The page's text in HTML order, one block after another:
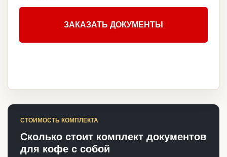
ЗАКАЗАТЬ ДОКУМЕНТЫ
СТОИМОСТЬ КОМПЛЕКТА
Сколько стоит комплект документов
для кофе с собой